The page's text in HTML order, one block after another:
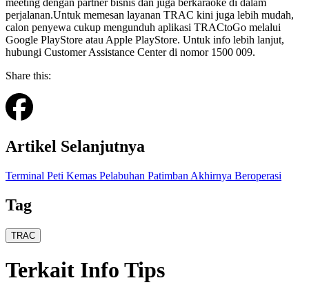
perjalanan.Untuk memesan layanan TRAC kini juga lebih mudah,
calon penyewa cukup mengunduh aplikasi TRACtoGo melalui
Google PlayStore atau Apple PlayStore. Untuk info lebih lanjut,
hubungi Customer Assistance Center di nomor 1500 009.
Share this:
Artikel Selanjutnya
Terminal Peti Kemas Pelabuhan Patimban Akhirnya Beroperasi
Tag
TRAC
Terkait Info Tips